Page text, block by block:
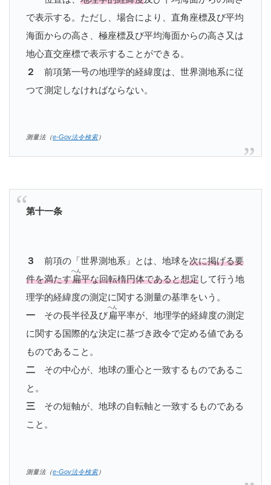
で表示する。ただし、場合により、直角座標及び平均
海面からの高さ、極座標及び平均海面からの高さ又は
地心直交座標で表示することができる。
２
前項第一号の地理学的経緯度は、世界測地系に従
つて測定しなければならない。
測量法（e-Gov法令検索）
第十一条
３ 前項の「世界測地系」とは、地球を次に掲げる要
件を満たす扁
へん
平な回転楕円体であると想定して行う地
理学的経緯度の測定に関する測量の基準をいう。
一 その長半径及び扁
へん
平率が、地理学的経緯度の測定
に関する国際的な決定に基づき政令で定める値である
ものであること。
二 その中心が、地球の重心と一致するものであるこ
と。
三 その短軸が、地球の自転軸と一致するものである
こと。
測量法（e-Gov法令検索）